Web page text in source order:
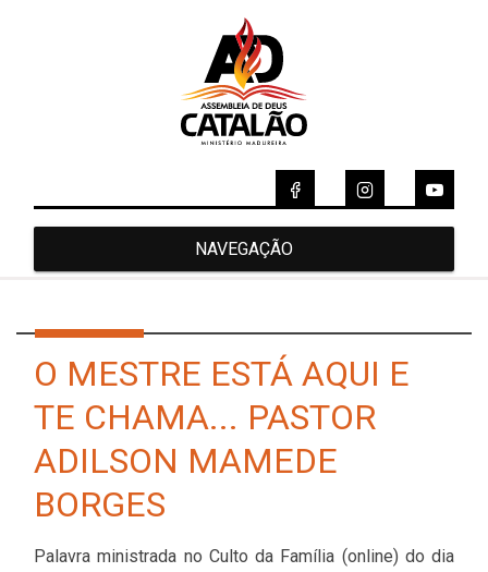
NAVEGAÇÃO
O MESTRE ESTÁ AQUI E
TE CHAMA... PASTOR
ADILSON MAMEDE
BORGES
Palavra ministrada no Culto da Família (online) do dia